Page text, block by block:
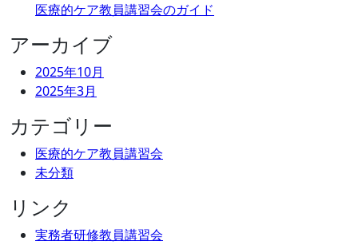
医療的ケア教員講習会のガイド
アーカイブ
2025年10月
2025年3月
カテゴリー
医療的ケア教員講習会
未分類
リンク
実務者研修教員講習会